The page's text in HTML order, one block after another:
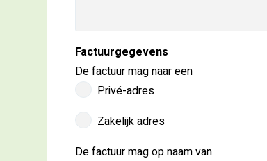
Factuurgegevens
De factuur mag naar een
Privé-adres
Zakelijk adres
De factuur mag op naam van